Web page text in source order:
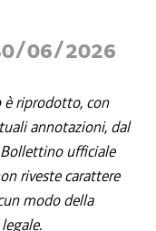
06/2026
riprodotto, con
annotazioni, dal
ufficiale
riveste carattere
modo della